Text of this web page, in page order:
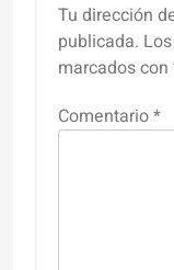
Tu dirección
publicada.
marcados con
Comentario*